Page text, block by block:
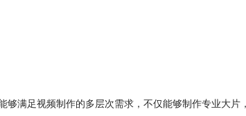
够满足视频制作的多层次需求，不仅能够制作专业大片